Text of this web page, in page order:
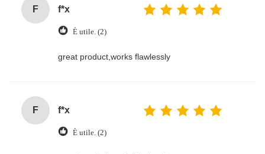
F f*x
È utile. (2)
great product,works flawlessly
F f*x
È utile. (2)